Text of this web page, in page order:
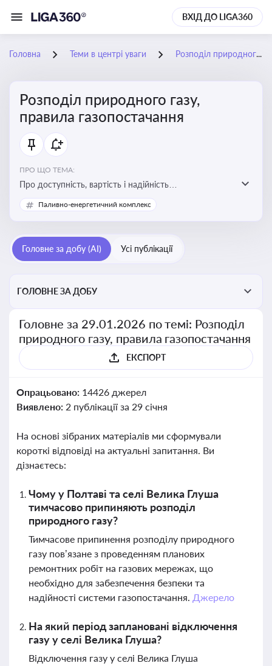
ВХІД ДО LIGA360
Головна Теми в центрі уваги Розподіл природного газу, правила газопостачання
Розподіл природного газу,
правила газопостачання
ПРО ЩО ТЕМА:
Про доступність, вартість і надійність
енергопостачання для бізнесу та вплив на економічну
стабільність
Паливно-енергетичний комплекс
Головне за добу (AI) Усі публікації
ГОЛОВНЕ ЗА ДОБУ
Головне за 29.01.2026 по темі: Розподіл
природного газу, правила газопостачання
ЕКСПОРТ
Опрацьовано: 14426 джерел
Виявлено: 2 публікації за 29 січня
На основі зібраних матеріалів ми сформували
короткі відповіді на актуальні запитання. Ви
дізнаєтесь:
Чому у Полтаві та селі Велика Глуша
тимчасово припиняють розподіл
природного газу?
Тимчасове припинення розподілу природного
газу пов’язане з проведенням планових
ремонтних робіт на газових мережах, що
необхідно для забезпечення безпеки та
надійності системи газопостачання. Джерело
На який період заплановані відключення
газу у селі Велика Глуша?
Відключення газу у селі Велика Глуша